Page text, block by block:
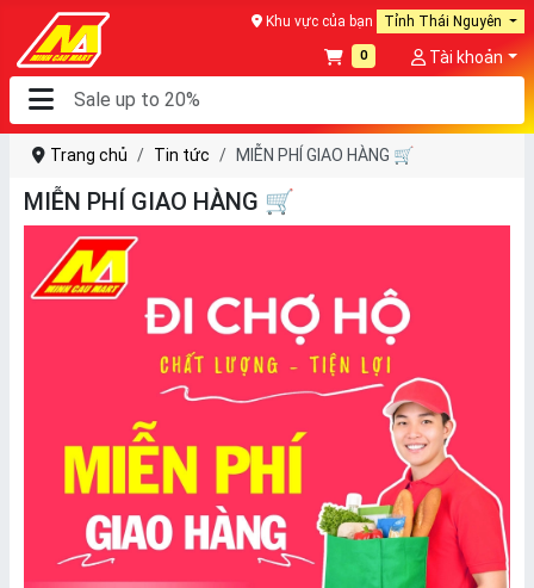
Khu vực của bạn Tỉnh Thái Nguyên
0 Tài khoản
Trang chủ Tin tức MIỄN PHÍ GIAO HÀNG 🛒
MIỄN PHÍ GIAO HÀNG 🛒